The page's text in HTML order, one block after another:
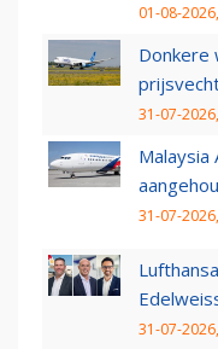
01-08-
Donkere
31-07-
Malaysia
31-07-
31-07-